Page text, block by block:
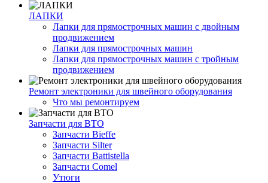
ЛАПКИ
Лапки для прямострочных машин с двойным
продвижением
Лапки для прямострочных машин
Лапки для прямострочных машин с тройным
продвижением
Ремонт электроники для швейного оборудования
Что мы ремонтируем
Запчасти для ВТО
Запчасти Bieffe
Запчасти Silter
Запчасти Battistella
Запчасти Comel
Утюги